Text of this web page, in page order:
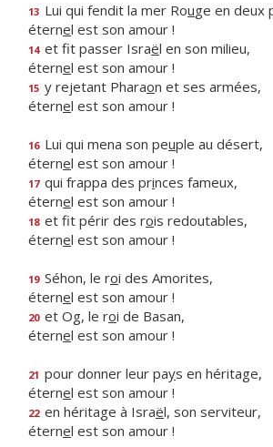
13 Lui qui fendit la mer Rouge en deux
éternel est son amour !
14 et fit passer Israël en son milieu,
éternel est son amour !
15 y rejetant Pharaon et ses armées,
éternel est son amour !
16 Lui qui mena son peuple au désert,
éternel est son amour !
17 qui frappa des princes fameux,
éternel est son amour !
18 et fit périr des rois redoutables,
éternel est son amour !
19 Séhon, le roi des Amorites,
éternel est son amour !
20 et Og, le roi de Basan,
éternel est son amour !
21 pour donner leur pays en héritage,
éternel est son amour !
22 en héritage à Israël, son serviteur,
éternel est son amour !